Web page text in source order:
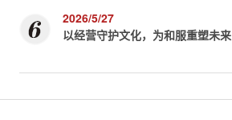
2026/5/27
以经营守护文化，为和服重塑未来